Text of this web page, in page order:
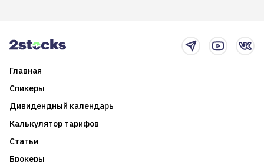
Главная
Спикеры
Дивидендный календарь
Калькулятор тарифов
Статьи
Брокеры